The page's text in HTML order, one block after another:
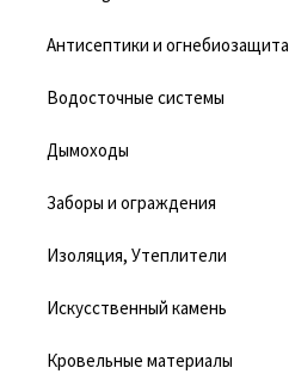
Антисептики и огнебиозащита
Водосточные системы
Дымоходы
Заборы и ограждения
Изоляция, Утеплители
Искусственный камень
Кровельные материалы